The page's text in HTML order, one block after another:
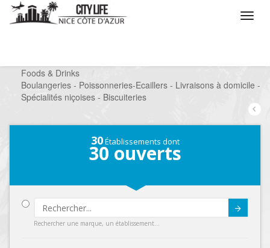
Foods & Drinks
/
Boulangeries - Poissonneries-Ecaillers - Livraisons à domicile -
Spécialités niçoises - Biscuiteries
30Établissements dont
30 ouverts
Rechercher une marque, un établissement...